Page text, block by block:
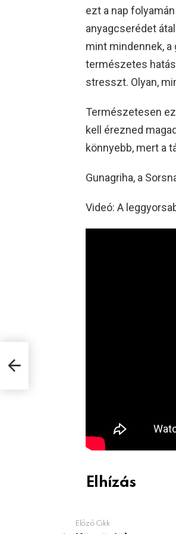
ezt a nap
anyagcserédet
mint mindennek, a
természetes
stresszt. Olyan,
Természetesen
kell érezned
könnyebb, mert a
Gunagriha, a
Videó: A
Elhízás
Előző Cikk